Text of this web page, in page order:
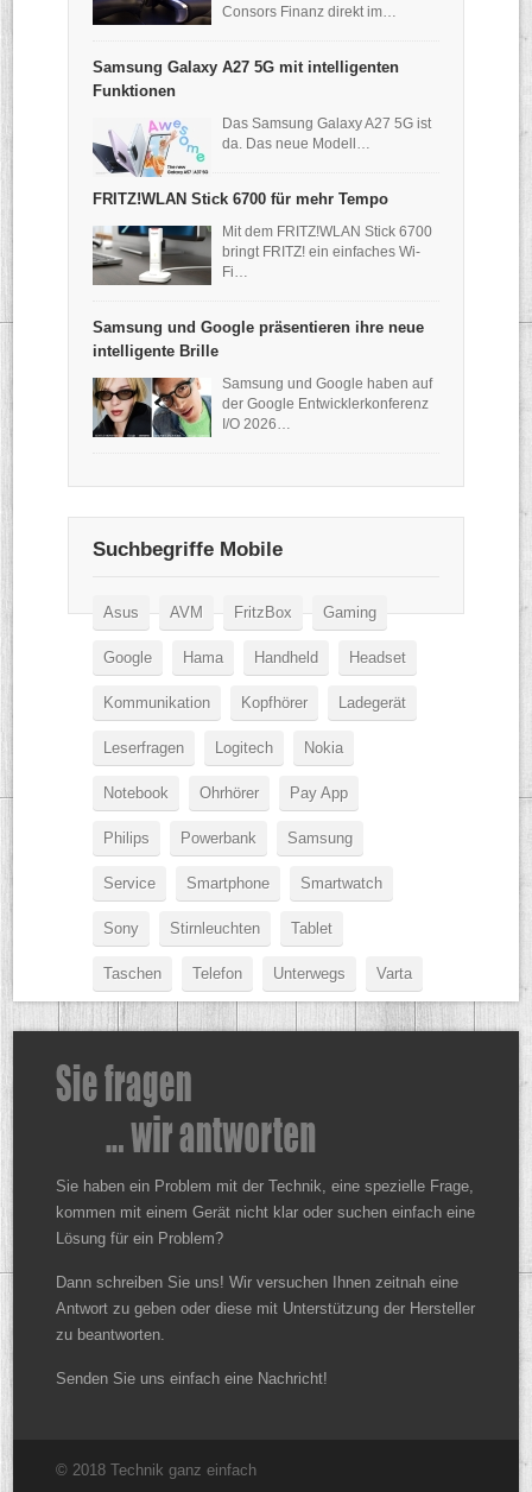
Consors Finanz direkt im…
Samsung Galaxy A27 5G mit intelligenten
Funktionen
Das Samsung Galaxy A27 5G ist
da. Das neue Modell…
FRITZ!WLAN Stick 6700 für mehr Tempo
Mit dem FRITZ!WLAN Stick 6700
bringt FRITZ! ein einfaches Wi-
Fi…
Samsung und Google präsentieren ihre neue
intelligente Brille
Samsung und Google haben auf
der Google Entwicklerkonferenz
I/O 2026…
Suchbegriffe Mobile
Asus AVM FritzBox Gaming
Google Hama Handheld Headset
Kommunikation Kopfhörer Ladegerät
Leserfragen Logitech Nokia
Notebook Ohrhörer Pay App
Philips Powerbank Samsung
Service Smartphone Smartwatch
Sony Stirnleuchten Tablet
Taschen Telefon Unterwegs Varta
Sie haben ein Problem mit der Technik, eine spezielle Frage,
kommen mit einem Gerät nicht klar oder suchen einfach eine
Lösung für ein Problem?
Dann schreiben Sie uns! Wir versuchen Ihnen zeitnah eine
Antwort zu geben oder diese mit Unterstützung der Hersteller
zu beantworten.
Senden Sie uns einfach eine Nachricht!
© 2018 Technik ganz einfach